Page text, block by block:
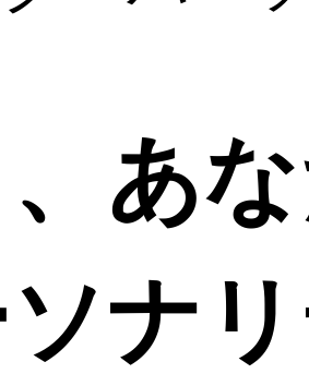
あ
ナ